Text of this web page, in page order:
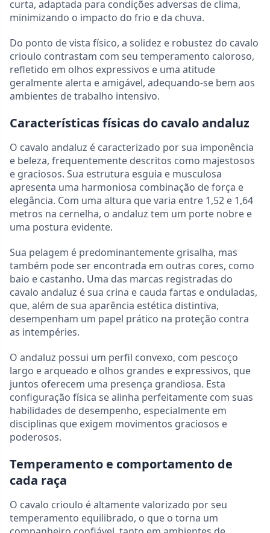
curta, adaptada para condições adversas de clima,
minimizando o impacto do frio e da chuva.
Do ponto de vista físico, a solidez e robustez do cavalo
crioulo contrastam com seu temperamento caloroso,
refletido em olhos expressivos e uma atitude
geralmente alerta e amigável, adequando-se bem aos
ambientes de trabalho intensivo.
Características físicas do cavalo andaluz
O cavalo andaluz é caracterizado por sua imponência
e beleza, frequentemente descritos como majestosos
e graciosos. Sua estrutura esguia e musculosa
apresenta uma harmoniosa combinação de força e
elegância. Com uma altura que varia entre 1,52 e 1,64
metros na cernelha, o andaluz tem um porte nobre e
uma postura evidente.
Sua pelagem é predominantemente grisalha, mas
também pode ser encontrada em outras cores, como
baio e castanho. Uma das marcas registradas do
cavalo andaluz é sua crina e cauda fartas e onduladas,
que, além de sua aparência estética distintiva,
desempenham um papel prático na proteção contra
as intempéries.
O andaluz possui um perfil convexo, com pescoço
largo e arqueado e olhos grandes e expressivos, que
juntos oferecem uma presença grandiosa. Esta
configuração física se alinha perfeitamente com suas
habilidades de desempenho, especialmente em
disciplinas que exigem movimentos graciosos e
poderosos.
Temperamento e comportamento de
cada raça
O cavalo crioulo é altamente valorizado por seu
temperamento equilibrado, o que o torna um